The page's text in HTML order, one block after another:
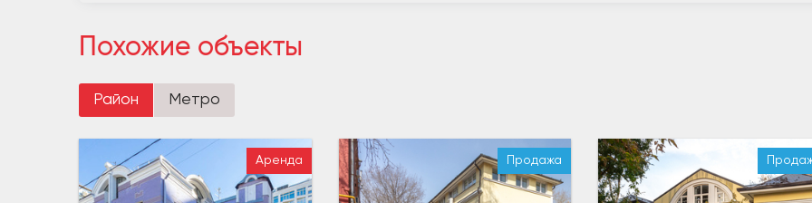
Похожие объекты
Район Метро
Аренда Продажа